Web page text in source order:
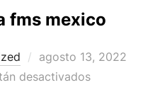
fms mexico
Publicado
el
agosto 13, 2022
desactivados